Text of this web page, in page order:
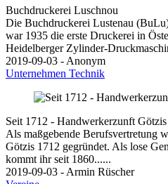
Buchdruckerei Luschnou
Die Buchdruckerei Lustenau
war 1935 die erste Druckerei in
Heidelberger Zylinder-
2019-09-03 - Anonym
Unternehmen Technik
Seit 1712 - Handwerkerzunft Götzis
Als maßgebende Berufsvertretung
Götzis 1712 gegründet. Als lose
kommt ihr seit 1860......
2019-09-03 - Armin Rüscher